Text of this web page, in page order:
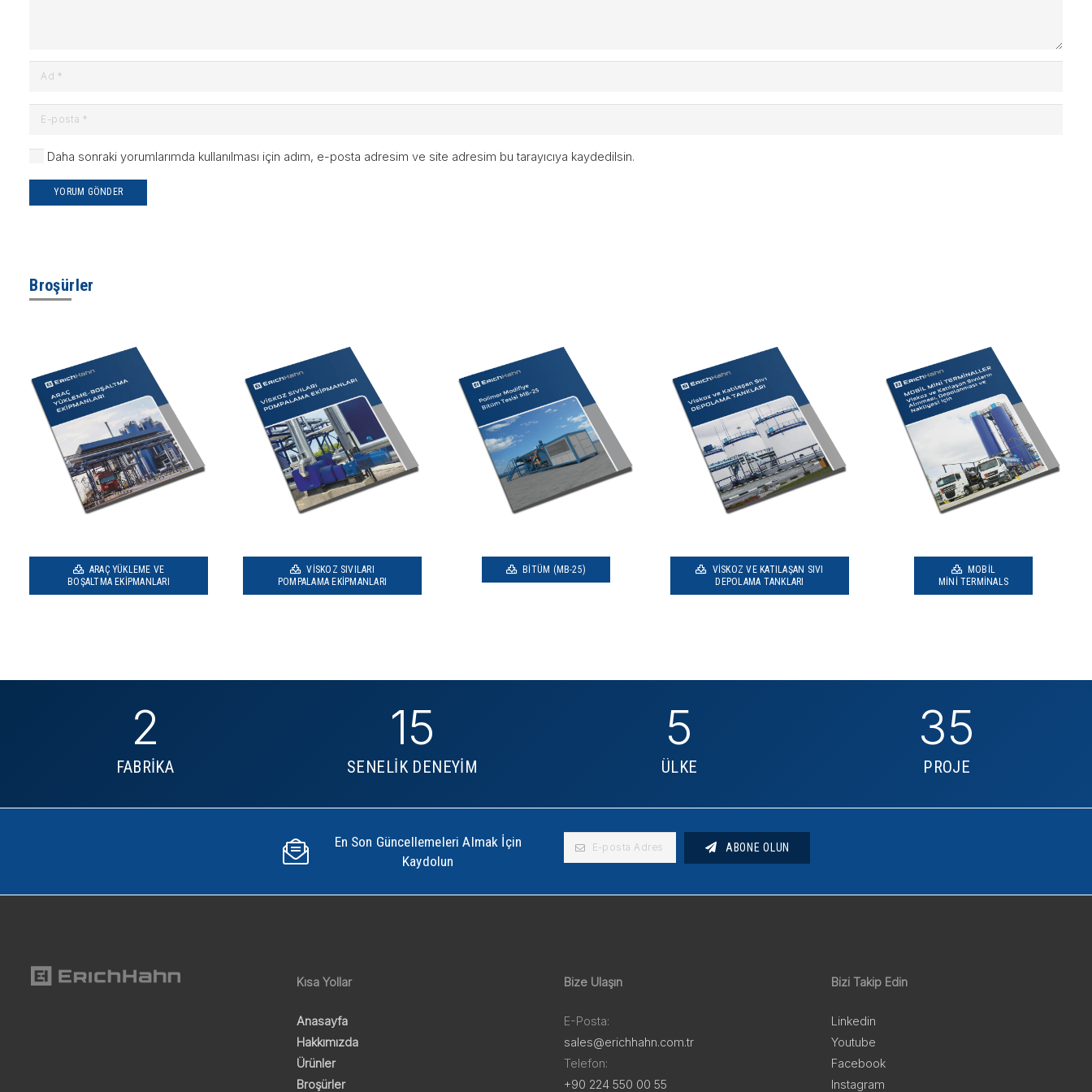
Daha sonraki yorumlarımda kullanılması için adım, e-posta adresim ve site adresim bu tarayıcıya kaydedilsin.
YORUM GÖNDER
Broşürler
ARAÇ YÜKLEME VE
BOŞALTMA EKIPMANLARI
VISKOZ SIVILARI
POMPALAMA EKIPMANLARI
BITÜM (MB-25)
VISKOZ VE KATILAŞAN SIVI
DEPOLAMA TANKLARI
MOBIL
MINI TERMINALS
2
FABRİKA
15
SENELİK DENEYİM
5
ÜLKE
35
PROJE
En Son Güncellemeleri Almak İçin
Kaydolun
ABONE OLUN
Kısa Yollar
Anasayfa
Hakkımızda
Ürünler
Broşürler
Bize Ulaşın
E-Posta:
sales@erichhahn.com.tr
Telefon:
+90 224 550 00 55
Bizi Takip Edin
Linkedin
Youtube
Facebook
Instagram